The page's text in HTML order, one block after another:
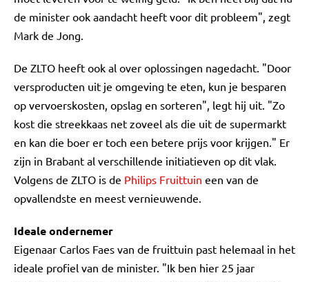
de minister ook aandacht heeft voor dit probleem", zegt
Mark de Jong.
De ZLTO heeft ook al over oplossingen nagedacht. "Door
versproducten uit je omgeving te eten, kun je besparen
op vervoerskosten, opslag en sorteren", legt hij uit. "Zo
kost die streekkaas net zoveel als die uit de supermarkt
en kan die boer er toch een betere prijs voor krijgen." Er
zijn in Brabant al verschillende initiatieven op dit vlak.
Volgens de ZLTO is de Philips Fruittuin een van de
opvallendste en meest vernieuwende.
Ideale ondernemer
Eigenaar Carlos Faes van de fruittuin past helemaal in het
ideale profiel van de minister. "Ik ben hier 25 jaar